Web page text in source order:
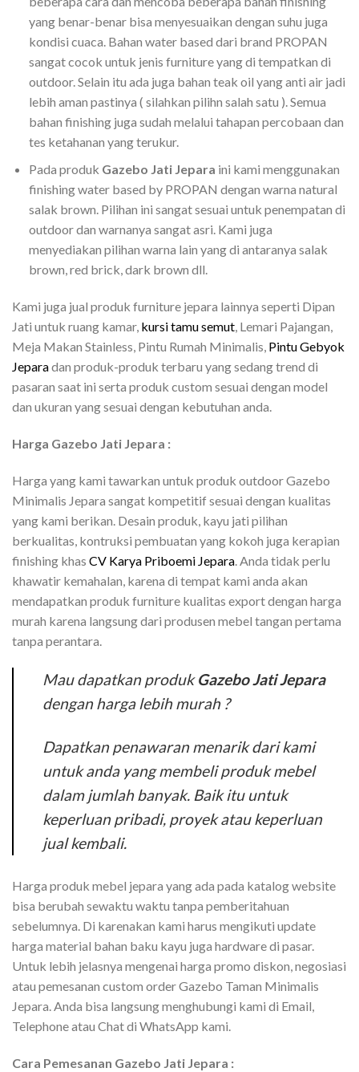
yang benar-benar bisa menyesuaikan dengan suhu juga
kondisi cuaca. Bahan water based dari brand PROPAN
sangat cocok untuk jenis furniture yang di tempatkan di
outdoor. Selain itu ada juga bahan teak oil yang anti air jadi
lebih aman pastinya ( silahkan pilihn salah satu ). Semua
bahan finishing juga sudah melalui tahapan percobaan dan
tes ketahanan yang terukur.
Pada produk Gazebo Jati Jepara ini kami menggunakan
finishing water based by PROPAN dengan warna natural
salak brown. Pilihan ini sangat sesuai untuk penempatan di
outdoor dan warnanya sangat asri. Kami juga
menyediakan pilihan warna lain yang di antaranya salak
brown, red brick, dark brown dll.
Kami juga jual produk furniture jepara lainnya seperti Dipan
Jati untuk ruang kamar, kursi tamu semut, Lemari Pajangan,
Meja Makan Stainless, Pintu Rumah Minimalis, Pintu Gebyok
Jeparadan produk-produk terbaru yang sedang trend di
pasaran saat ini serta produk custom sesuai dengan model
dan ukuran yang sesuai dengan kebutuhan anda.
Harga Gazebo Jati Jepara :
Harga yang kami tawarkan untuk produk outdoor Gazebo
Minimalis Jepara sangat kompetitif sesuai dengan kualitas
yang kami berikan. Desain produk, kayu jati pilihan
berkualitas, kontruksi pembuatan yang kokoh juga kerapian
finishing khas CV Karya Priboemi Jepara . Anda tidak perlu
khawatir kemahalan, karena di tempat kami anda akan
mendapatkan produk furniture kualitas export dengan harga
murah karena langsung dari produsen mebel tangan pertama
tanpa perantara.
Mau dapatkan produkGazebo Jati Jepara
dengan harga lebih murah ?
Dapatkan penawaran menarik dari kami
untuk anda yang membeli produk mebel
dalam jumlah banyak. Baik itu untuk
keperluan pribadi, proyek atau keperluan
jual kembali.
Harga produk mebel jepara yang ada pada katalog website
bisa berubah sewaktu waktu tanpa pemberitahuan
sebelumnya. Di karenakan kami harus mengikuti update
harga material bahan baku kayu juga hardware di pasar.
Untuk lebih jelasnya mengenai harga promo diskon, negosiasi
atau pemesanan custom order Gazebo Taman Minimalis
Jepara. Anda bisa langsung menghubungi kami di Email,
Telephone atau Chat di WhatsApp kami.
Cara Pemesanan Gazebo Jati Jepara :